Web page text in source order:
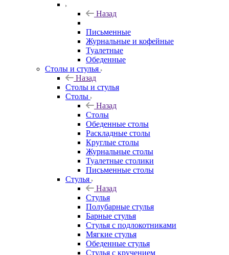
Назад
Письменные
Журнальные и кофейные
Туалетные
Обеденные
Столы и стулья
Назад
Столы и стулья
Столы
Назад
Столы
Обеденные столы
Раскладные столы
Круглые столы
Журнальные столы
Туалетные столики
Письменные столы
Стулья
Назад
Стулья
Полубарные стулья
Барные стулья
Стулья с подлокотниками
Мягкие стулья
Обеденные стулья
Стулья с кручением